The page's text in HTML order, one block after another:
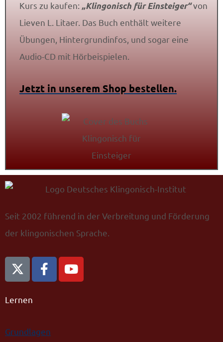
Kurs zu kaufen: „Klingonisch für Einsteiger“von
Lieven L. Litaer. Das Buch enthält weitere
Übungen, Hintergrundinfos, und sogar eine
Audio-CD mit Hörbeispielen.
Jetzt in unserem Shop bestellen.
Seit 2002 führend in der Verbreitung und Förderung
der klingonischen Sprache.
Lernen
Grundlagen